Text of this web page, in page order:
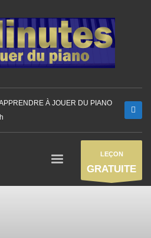
À JOUER DU PIANO
LEÇON
GRATUITE